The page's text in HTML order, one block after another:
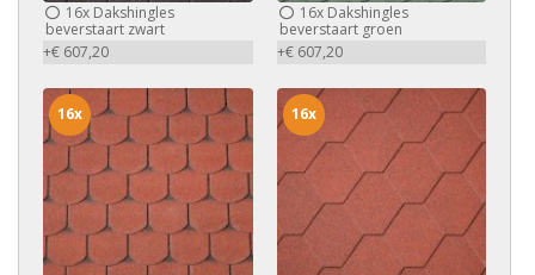
16x Dakshingles
beverstaart zwart
+€ 607,20
16xDakshingles
beverstaart groen
+€ 607,20
16x 16x